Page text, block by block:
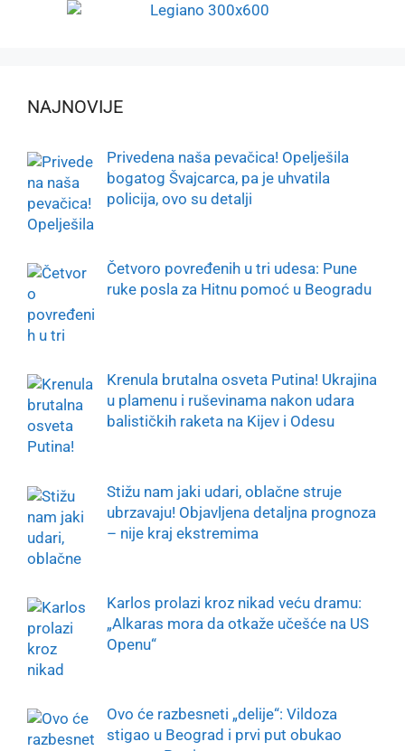
NAJNOVIJE
Privedena naša pevačica! Opelješila
bogatog Švajcarca, pa je uhvatila
policija, ovo su detalji
Četvoro povređenih u tri udesa: Pune
ruke posla za Hitnu pomoć u Beogradu
Krenula brutalna osveta Putina! Ukrajina
u plamenu i ruševinama nakon udara
balističkih raketa na Kijev i Odesu
Stižu nam jaki udari, oblačne struje
ubrzavaju! Objavljena detaljna prognoza
– nije kraj ekstremima
Karlos prolazi kroz nikad veću dramu:
„Alkaras mora da otkaže učešće na US
Openu“
Ovo će razbesneti „delije“: Vildoza
stigao u Beograd i prvi put obukao